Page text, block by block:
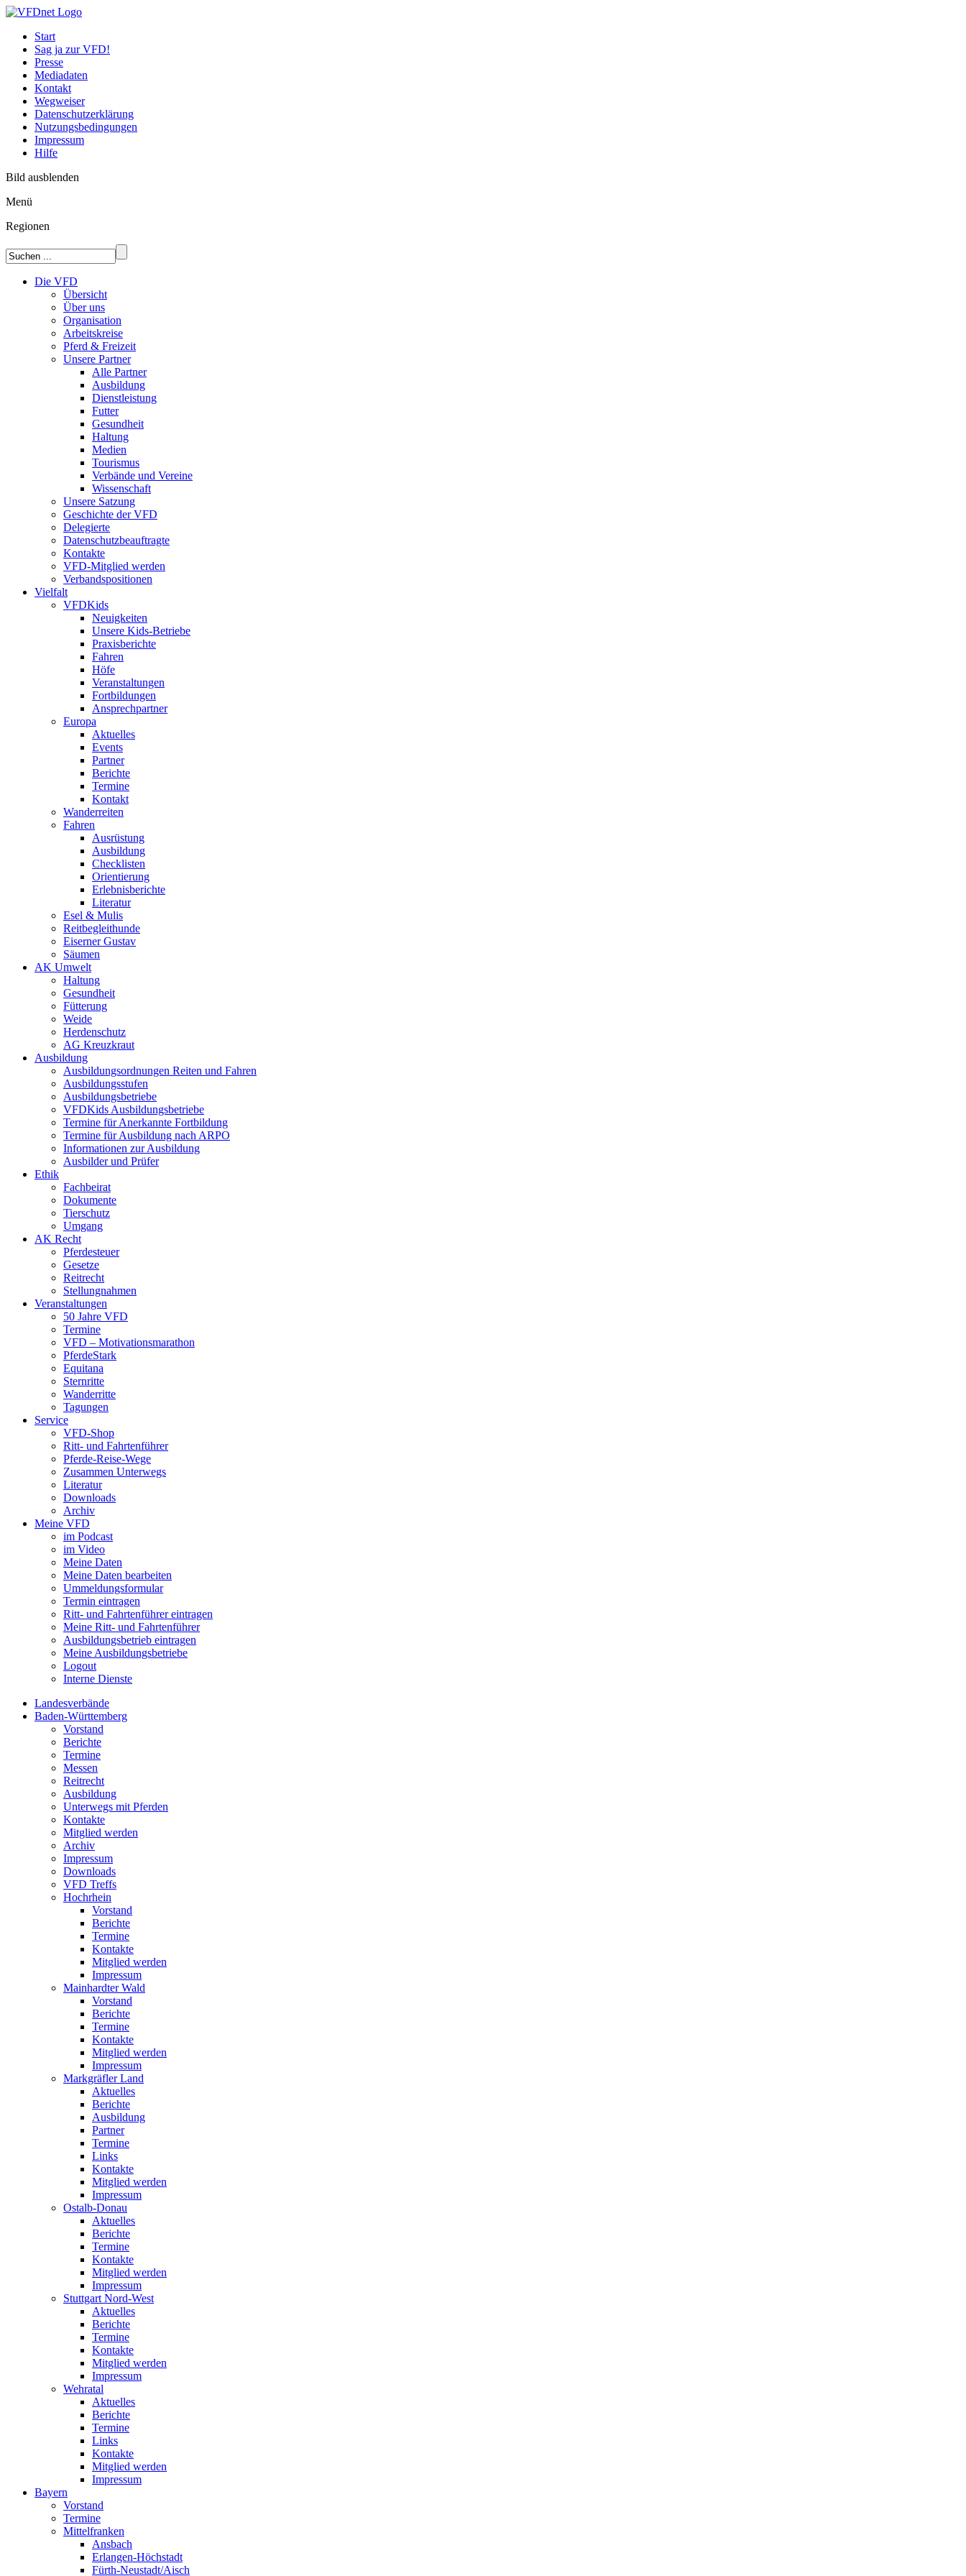
Start
Sag ja zur VFD!
Presse
Mediadaten
Kontakt
Wegweiser
Datenschutzerklärung
Nutzungsbedingungen
Impressum
Hilfe
Bild ausblenden
Menü
Regionen
Die VFD
Übersicht
Über uns
Organisation
Arbeitskreise
Pferd & Freizeit
Unsere Partner
Alle Partner
Ausbildung
Dienstleistung
Futter
Gesundheit
Haltung
Medien
Tourismus
Verbände und Vereine
Wissenschaft
Unsere Satzung
Geschichte der VFD
Delegierte
Datenschutzbeauftragte
Kontakte
VFD-Mitglied werden
Verbandspositionen
Vielfalt
VFDKids
Neuigkeiten
Unsere Kids-Betriebe
Praxisberichte
Fahren
Höfe
Veranstaltungen
Fortbildungen
Ansprechpartner
Europa
Aktuelles
Events
Partner
Berichte
Termine
Kontakt
Wanderreiten
Fahren
Ausrüstung
Ausbildung
Checklisten
Orientierung
Erlebnisberichte
Literatur
Esel & Mulis
Reitbegleithunde
Eiserner Gustav
Säumen
AK Umwelt
Haltung
Gesundheit
Fütterung
Weide
Herdenschutz
AG Kreuzkraut
Ausbildung
Ausbildungsordnungen Reiten und Fahren
Ausbildungsstufen
Ausbildungsbetriebe
VFDKids Ausbildungsbetriebe
Termine für Anerkannte Fortbildung
Termine für Ausbildung nach ARPO
Informationen zur Ausbildung
Ausbilder und Prüfer
Ethik
Fachbeirat
Dokumente
Tierschutz
Umgang
AK Recht
Pferdesteuer
Gesetze
Reitrecht
Stellungnahmen
Veranstaltungen
50 Jahre VFD
Termine
VFD – Motivationsmarathon
PferdeStark
Equitana
Sternritte
Wanderritte
Tagungen
Service
VFD-Shop
Ritt- und Fahrtenführer
Pferde-Reise-Wege
Zusammen Unterwegs
Literatur
Downloads
Archiv
Meine VFD
im Podcast
im Video
Meine Daten
Meine Daten bearbeiten
Ummeldungsformular
Termin eintragen
Ritt- und Fahrtenführer eintragen
Meine Ritt- und Fahrtenführer
Ausbildungsbetrieb eintragen
Meine Ausbildungsbetriebe
Logout
Interne Dienste
Landesverbände
Baden-Württemberg
Vorstand
Berichte
Termine
Messen
Reitrecht
Ausbildung
Unterwegs mit Pferden
Kontakte
Mitglied werden
Archiv
Impressum
Downloads
VFD Treffs
Hochrhein
Vorstand
Berichte
Termine
Kontakte
Mitglied werden
Impressum
Mainhardter Wald
Vorstand
Berichte
Termine
Kontakte
Mitglied werden
Impressum
Markgräfler Land
Aktuelles
Berichte
Ausbildung
Partner
Termine
Links
Kontakte
Mitglied werden
Impressum
Ostalb-Donau
Aktuelles
Berichte
Termine
Kontakte
Mitglied werden
Impressum
Stuttgart Nord-West
Aktuelles
Berichte
Termine
Kontakte
Mitglied werden
Impressum
Wehratal
Aktuelles
Berichte
Termine
Links
Kontakte
Mitglied werden
Impressum
Bayern
Vorstand
Termine
Mittelfranken
Ansbach
Erlangen-Höchstadt
Fürth-Neustadt/Aisch